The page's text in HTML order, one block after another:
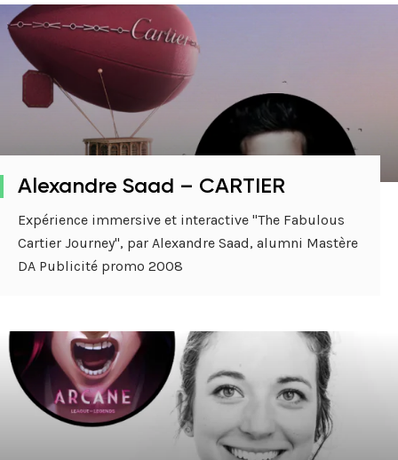
Alexandre Saad – CARTIER
Expérience immersive et interactive "The Fabulous
Cartier Journey", par Alexandre Saad, alumni Mastère
DA Publicité promo 2008